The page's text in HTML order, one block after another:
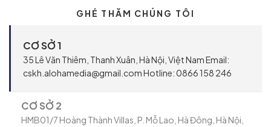
GHÉ THĂM CHÚNG TÔI
CƠ SỞ 1
35 Lê Văn Thiêm, Thanh Xuân, Hà Nội, Việt Nam Email:
cskh.alohamedia@gmail.com Hotline: 0866 158 246
CƠ SỞ 2
HMB01/7 Hoàng Thành Villas, P. Mỗ Lao, Hà Đông, Hà Nội,